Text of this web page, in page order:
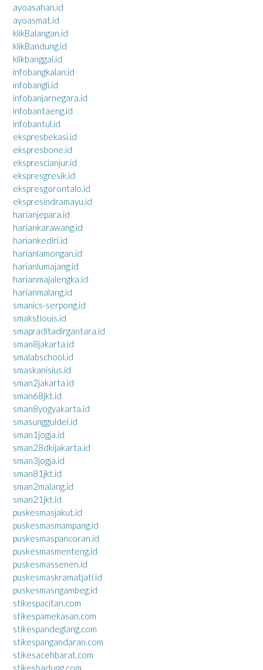
ayoasahan.id
ayoasmat.id
klikBalangan.id
klikBandung.id
klikbanggai.id
infobangkalan.id
infobangli.id
infobanjarnegara.id
infobantaeng.id
infobantul.id
ekspresbekasi.id
ekspresbone.id
eksprescianjur.id
ekspresgresik.id
ekspresgorontalo.id
ekspresindramayu.id
harianjepara.id
hariankarawang.id
hariankediri.id
harianlamongan.id
harianlumajang.id
harianmajalengka.id
harianmalang.id
smanics-serpong.id
smakstlouis.id
smapraditadirgantara.id
sman8jakarta.id
smalabschool.id
smaskanisius.id
sman2jakarta.id
sman68jkt.id
sman8yogyakarta.id
smasungguldel.id
sman1jogja.id
sman28dkijakarta.id
sman3jogja.id
sman81jkt.id
sman2malang.id
sman21jkt.id
puskesmasjakut.id
puskesmasmampang.id
puskesmaspancoran.id
puskesmasmenteng.id
puskesmassenen.id
puskesmaskramatjati.id
puskesmasngambeg.id
stikespacitan.com
stikespamekasan.com
stikespandeglang.com
stikespangandaran.com
stikesacehbarat.com
stikesbadung.com